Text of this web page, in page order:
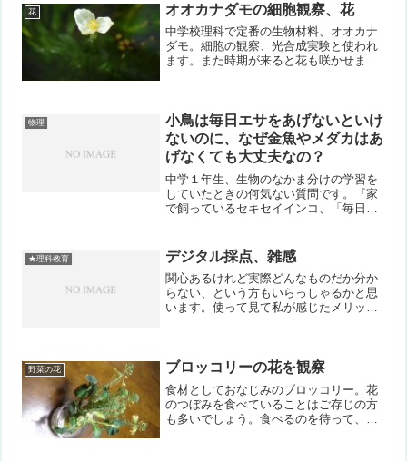
花 オオカナダモの細胞観察、花
中学校理科で定番の生物材料、オオカナ
ダモ。細胞の観察、光合成実験と使われ
ます。また時期が来ると花も咲かせま
に伸びた柄の先に咲かせます...
物理
小鳥は毎日エサをあげないといけ
ないのに、なぜ金魚やメダカはあ
げなくても大丈夫なの？
中学１年生、生物のなかま分けの学習を
していたときの何気ない質問です。『家
で飼っているセキセイインコ、「毎日エ
魚も飼っているのですが、そちらは数日
に１回で十分と言われてい...
★理科教育 デジタル採点、雑感
関心あるけれど実際どんなものだか分か
らない、という方もいらっしゃるかと思
います。使って見て私が感じたメリッ
フトも同じような傾向がある...
野菜の花 ブロッコリーの花を観察
食材としておなじみのブロッコリー。花
のつぼみを食べていることはご存じの方
も多いでしょう。食べるのを待って、水